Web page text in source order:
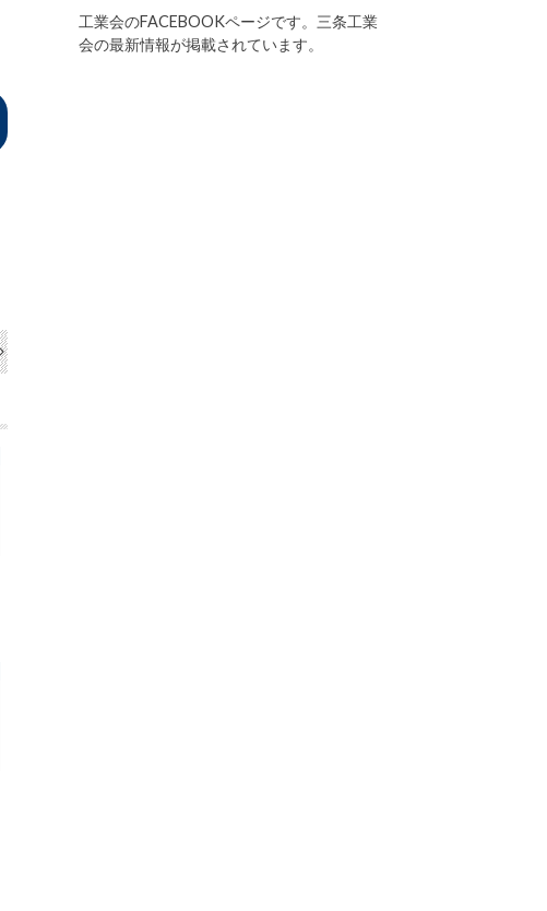
工業会のFACEBOOKページです。三条工業
会の最新情報が掲載されています。